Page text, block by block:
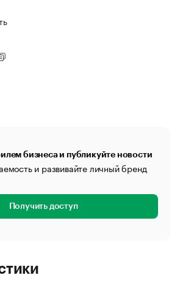
бизнеса и публикуйте новости
и развивайте личный бренд
Получить доступ